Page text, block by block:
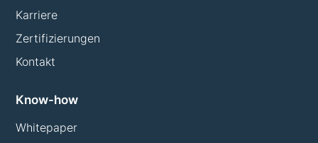
Karriere
Zertifizierungen
Kontakt
Know-how
Whitepaper